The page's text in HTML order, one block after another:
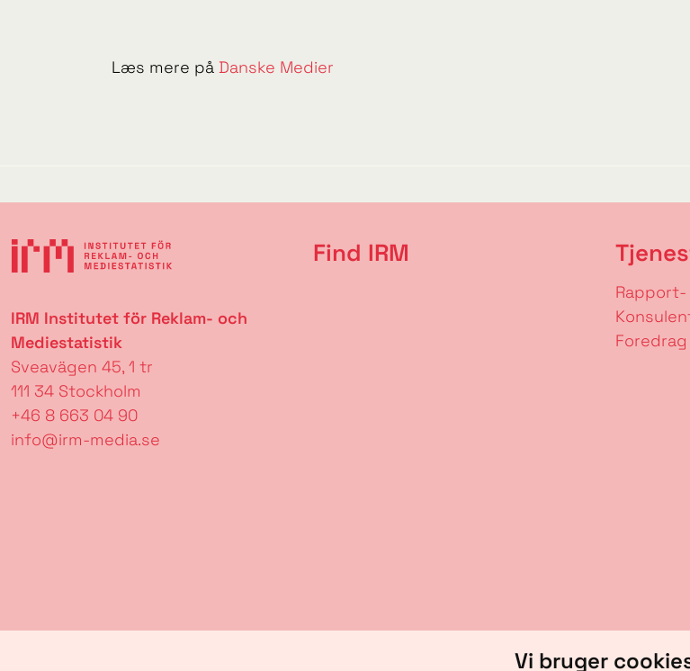
Vi bruger
Læs mere på Danske Medier
IRM Institutet för Reklam- och
Mediestatistik
Sveavägen 45, 1 tr
111 34 Stockholm
+46 8 663 04 90
info@irm-media.se
Find IRM
Foredrag